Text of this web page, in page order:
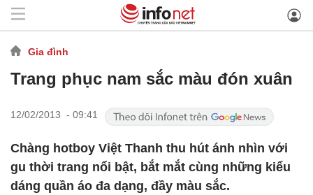
Gia đình
Trang phục nam sắc màu đón xuân
12/02/2013 - 09:41
Chàng hotboy Việt Thanh thu hút ánh nhìn với
gu thời trang nổi bật, bắt mắt cùng những kiểu
dáng quần áo đa dạng, đầy màu sắc.